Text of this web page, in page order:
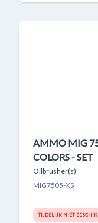
AMMO MIG
COLORS - SET
Oilbrusher(s)
MIG7505-XS
TIJDELIJK NIET